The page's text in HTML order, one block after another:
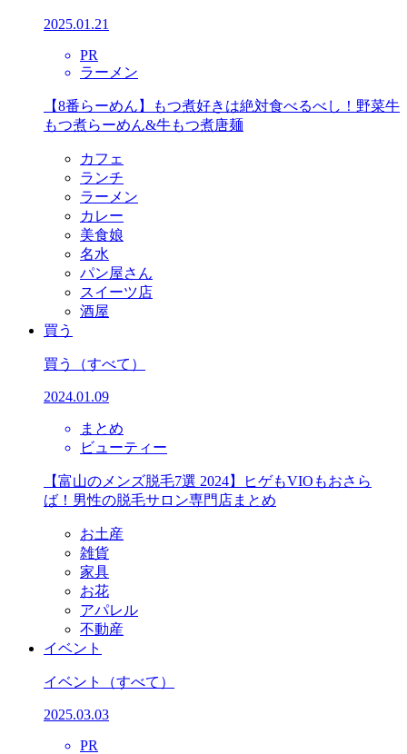
2025.01.21
PR
ラーメン
【8番らーめん】もつ煮好きは絶対食べるべし！野菜牛
もつ煮らーめん&牛もつ煮唐麺
カフェ
ランチ
ラーメン
カレー
美食娘
名水
パン屋さん
スイーツ店
酒屋
買う
買う （すべて）
2024.01.09
まとめ
ビューティー
【富山のメンズ脱毛7選 2024】ヒゲもVIOもおさら
ば！男性の脱毛サロン専門店まとめ
お土産
雑貨
家具
お花
アパレル
不動産
イベント
イベント （すべて）
2025.03.03
PR